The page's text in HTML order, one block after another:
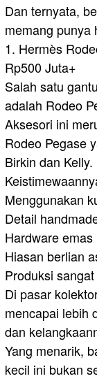
Dan ternyata,
memang punya
1. Hermès
Rp500 Juta+
Salah satu
adalah Rodeo
Aksesori ini
Rodeo Pegase
Birkin dan Kelly.
Menggunakan
Detail
Hardware emas
Hiasan berlian
Produksi
Di pasar
mencapai lebih
dan
Yang menarik,
kecil ini bukan